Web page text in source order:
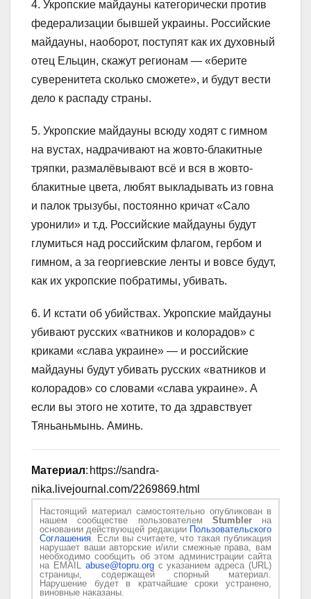
4. Укропские майдауны категорически против
федерализации бывшей украины. Российские
майдауны, наоборот, поступят как их духовный
отец Ельцин, скажут регионам — «берите
суверенитета сколько сможете», и будут вести
дело к распаду страны.
5. Укропские майдауны всюду ходят с гимном
на вустах, надрачивают на жовто-блакитные
тряпки, размалёвывают всё и вся в жовто-
блакитные цвета, любят выкладывать из говна
и палок трызубы, постоянно кричат «Сало
уронили» и т.д. Российские майдауны будут
глумиться над российским флагом, гербом и
гимном, а за георгиевские ленты и вовсе будут,
как их укропские побратимы, убивать.
6. И кстати об убийствах. Укропские майдауны
убивают русских «ватников и колорадов» с
криками «слава украине» — и российские
майдауны будут убивать русских «ватников и
колорадов» со словами «слава украине». А
если вы этого не хотите, то да здравствует
Тяньаньмынь. Аминь.
Материал: https://sandra-
nika.livejournal.com/2269869.html
Настоящий материал самостоятельно опубликован в
нашем сообществе пользователем Stumblerна
основании действующей редакции Пользовательского
Соглашения. Если вы считаете, что такая публикация
нарушает ваши авторские и/или смежные права, вам
необходимо сообщить об этом администрации сайта
на EMAIL abuse@topru.orgс указанием адреса (URL)
страницы, содержащей спорный материал.
Нарушение будет в кратчайшие сроки устранено,
виновные наказаны.